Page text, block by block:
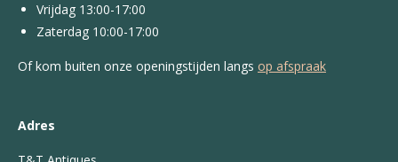
Vrijdag 13:00-17:00
Zaterdag 10:00-17:00
Of kom buiten onze openingstijden langs op afspraak
Adres